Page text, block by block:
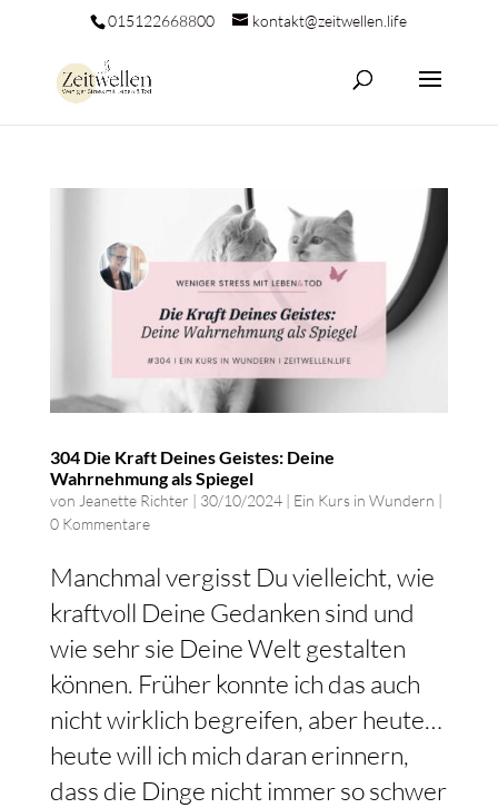
015122668800 kontakt@zeitwellen.life
304 Die Kraft Deines Geistes: Deine
Wahrnehmung als Spiegel
von Jeanette Richter | 30/10/2024| Ein Kurs in Wundern |
0 Kommentare
Manchmal vergisst Du vielleicht, wie
kraftvoll Deine Gedanken sind und
wie sehr sie Deine Welt gestalten
können. Früher konnte ich das auch
nicht wirklich begreifen, aber heute…
heute will ich mich daran erinnern,
dass die Dinge nicht immer so schwer